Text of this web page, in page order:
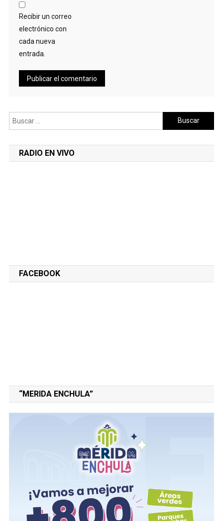
Recibir un correo
electrónico con
cada nueva
entrada.
Buscar:
RADIO EN VIVO
FACEBOOK
“MERIDA ENCHULA”